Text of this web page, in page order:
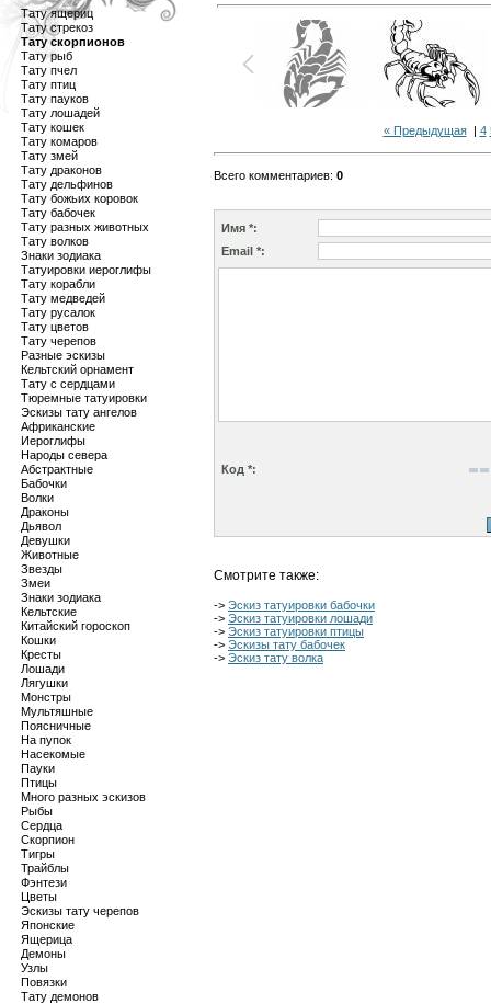
Тату ящериц
Тату стрекоз
Тату скорпионов
Тату рыб
Тату пчел
Тату птиц
Тату пауков
Тату лошадей
Тату кошек
Тату комаров
Тату змей
Тату драконов
Тату дельфинов
Тату божьих коровок
Тату бабочек
Тату разных животных
Тату волков
Знаки зодиака
Татуировки иероглифы
Тату корабли
Тату медведей
Тату русалок
Тату цветов
Тату черепов
Разные эскизы
Кельтский орнамент
Тату с сердцами
Тюремные татуировки
Эскизы тату ангелов
Африканские
Иероглифы
Народы севера
Абстрактные
Бабочки
Волки
Драконы
Дьявол
Девушки
Животные
Звезды
Змеи
Знаки зодиака
Кельтские
Китайский гороскоп
Кошки
Кресты
Лошади
Лягушки
Монстры
Мультяшные
Поясничные
На пупок
Насекомые
Пауки
Птицы
Много разных эскизов
Рыбы
Сердца
Скорпион
Тигры
Трайблы
Фэнтези
Цветы
Эскизы тату черепов
Японские
Ящерица
Демоны
Узлы
Повязки
Тату демонов
« Предыдущая| 4
Всего комментариев: 0
Имя *:
Email *:
Код *:
Смотрите также:
-> Эскиз татуировки бабочки
-> Эскиз татуировки лошади
-> Эскиз татуировки птицы
-> Эскизы тату бабочек
-> Эскиз тату волка